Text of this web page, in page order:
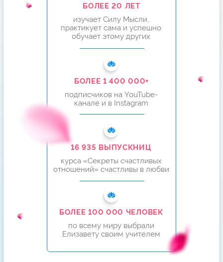
ВЫШЛИ ЗАМУЖ
И ВЕРНУЛИ МУЖЕЙ
БОЛЕЕ 16 935 ЖЕНЩИН
БЛАГОДАРЯ ЭТОЙ МЕТОДИКЕ